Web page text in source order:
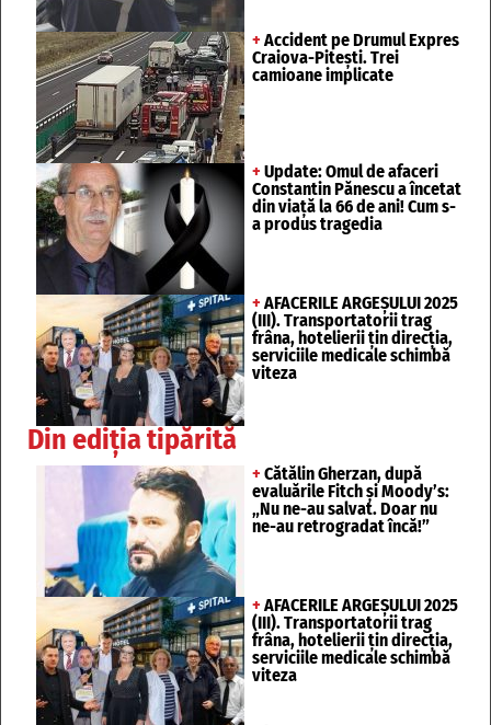
+ Accident pe Drumul Expres
Craiova-Pitești. Trei
camioane implicate
+ Update: Omul de afaceri
Constantin Pănescu a încetat
din viață la 66 de ani! Cum s-
a produs tragedia
+ AFACERILE ARGEȘULUI 2025
(III). Transportatorii trag
frâna, hotelierii țin direcția,
serviciile medicale schimbă
viteza
Din ediția tipărită
+ Cătălin Gherzan, după
evaluările Fitch și Moody’s:
„Nu ne-au salvat. Doar nu
ne-au retrogradat încă!”
+ AFACERILE ARGEȘULUI 2025
(III). Transportatorii trag
frâna, hotelierii țin direcția,
serviciile medicale schimbă
viteza